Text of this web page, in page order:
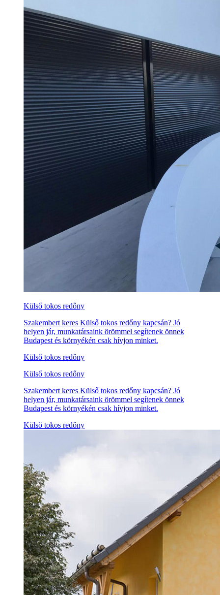
Külső tokos redőny
Szakembert keres Külső tokos redőny kapcsán? Jó
helyen jár, munkatársaink örömmel segítenek önnek
Budapest és környékén csak hívjon minket.
Külső tokos redőny
Külső tokos redőny
Szakembert keres Külső tokos redőny kapcsán? Jó
helyen jár, munkatársaink örömmel segítenek önnek
Budapest és környékén csak hívjon minket.
Külső tokos redőny